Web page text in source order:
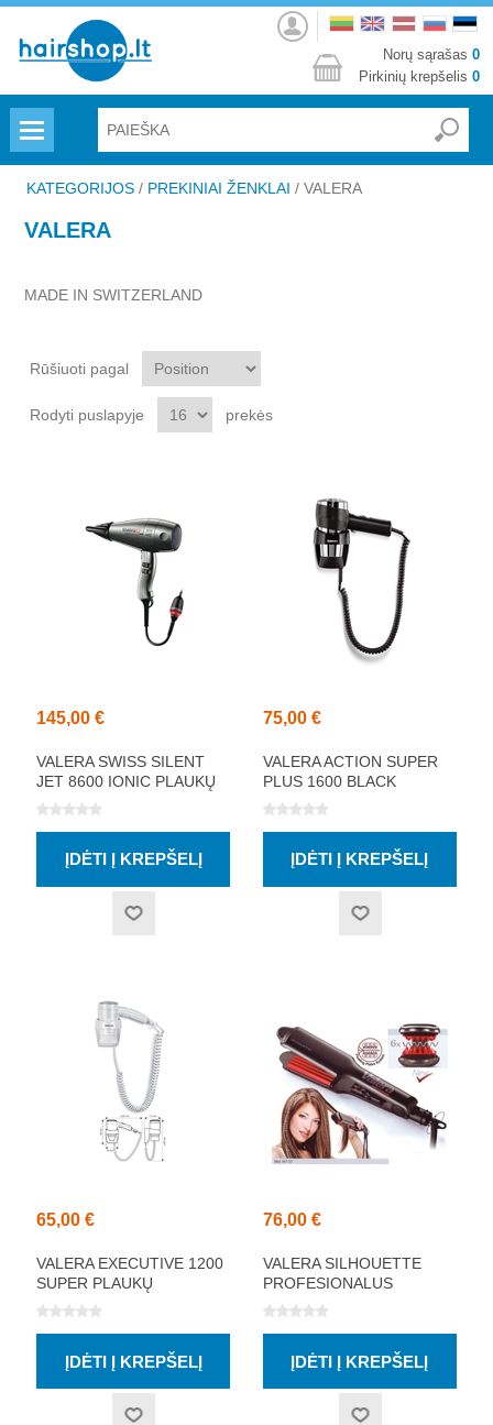
Prisijungti
Norų sąrašas 0
Pirkinių krepšelis 0
KATEGORIJOS / PREKINIAI ŽENKLAI / VALERA
VALERA
MADE IN SWITZERLAND
Rūšiuoti pagal
Rodyti puslapyje prekės
145,00 €
VALERA SWISS SILENT
JET 8600 IONIC PLAUKŲ
DŽIOVINTUVAS
75,00 €
VALERA ACTION SUPER
PLUS 1600 BLACK
PLAUKŲ DŽIOVINTUVAS
65,00 €
VALERA EXECUTIVE 1200
SUPER PLAUKŲ
DŽIOVINTUVAS
76,00 €
VALERA SILHOUETTE
PROFESIONALUS
PLAUKŲ GOFRUOTUVAS